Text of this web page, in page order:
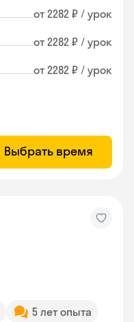
от 2282 ₽ / урок
от 2282 ₽ / урок
от 2282 ₽ / урок
Выбрать время
5 лет опыта